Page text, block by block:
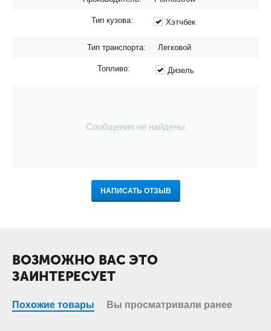
Тип кузова: Хэтчбек
Тип транспорта: Легковой
Топливо: Дизель
Сообщения не найдены
НАПИСАТЬ ОТЗЫВ
ВОЗМОЖНО ВАС ЭТО
ЗАИНТЕРЕСУЕТ
Похожие товары Вы просматривали ранее